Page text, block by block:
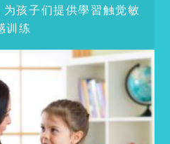
孩子们提供學習触觉敏
训练